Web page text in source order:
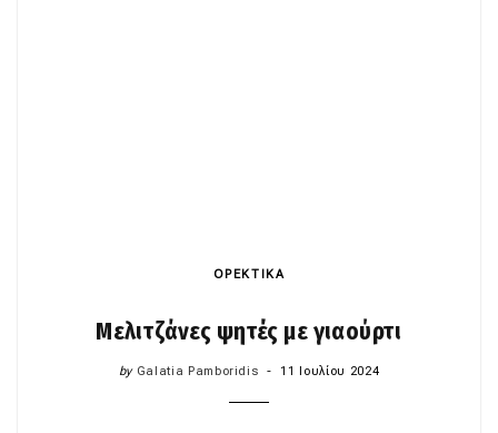
ΟΡΕΚΤΙΚΑ
Μελιτζάνες ψητές με γιαούρτι
by Galatia Pamboridis 11 Ιουλίου 2024